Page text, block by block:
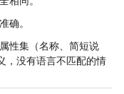
确。
性集（名称、简短说
，没有语言不匹配的情